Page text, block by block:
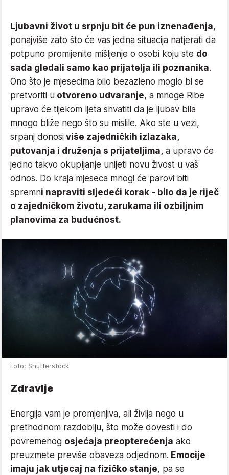
Ljubavni život u srpnju bit će pun iznenađenja,
ponajviše zato što će vas jedna situacija natjerati da
potpuno promijenite mišljenje o osobi koju ste do
sada gledali samo kao prijatelja ili poznanika.
Ono što je mjesecima bilo bezazleno moglo bi se
pretvoriti u otvoreno udvaranje, a mnoge Ribe
upravo će tijekom ljeta shvatiti da je ljubav bila
mnogo bliže nego što su mislile. Ako ste u vezi,
srpanj donosi više zajedničkih izlazaka,
putovanja i druženja s prijateljima, a upravo će
jedno takvo okupljanje unijeti novu živost u vaš
odnos. Do kraja mjeseca mnogi će parovi biti
spremni napraviti sljedeći korak - bilo da je riječ
o zajedničkom životu, zarukama ili ozbiljnim
planovima za budućnost.
Foto: Shutterstock
Zdravlje
Energija vam je promjenjiva, ali življa nego u
prethodnom razdoblju, što može dovesti i do
povremenog osjećaja preopterećenja ako
preuzmete previše obaveza odjednom. Emocije
imaju jak utjecaj na fizičko stanje, pa se